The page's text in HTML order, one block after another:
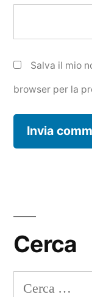
Salva il mio
browser per la
Cerca
Ricerca